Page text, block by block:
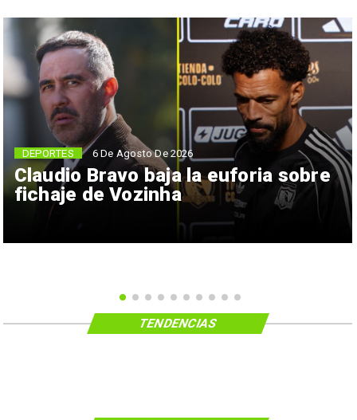
Claudio Bravo baja la euforia sobre
fichaje de Vozinha
DEPORTES 6 De Agosto De 2026
TENDENCIAS